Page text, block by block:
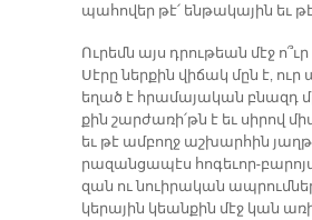
պա­հո­վեր թէ՛ են­թա­կա­յին եւ թէ
Ու­րեմն այս դրու­թեան մէջ
Սէ­րը ներ­քին վի­ճակ մըն է,
ե­ղած է հրա­մա­յա­կան բնազդ
քին շար­ժա­ռի՛թն է եւ սի­րով
եւ թէ ամ­բողջ աշ­խար­հին
րա­զան­ցա­պէս հո­գե­ւոր-
զան ու նուի­րա­կան
կե­րա­յին կեան­քին մէջ կան